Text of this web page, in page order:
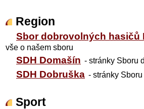
Region
Sbor dobrovolných hasičů
vše o našem sboru
SDH Domašín - stránky Sboru
SDH Dobruška - stránky
Sport